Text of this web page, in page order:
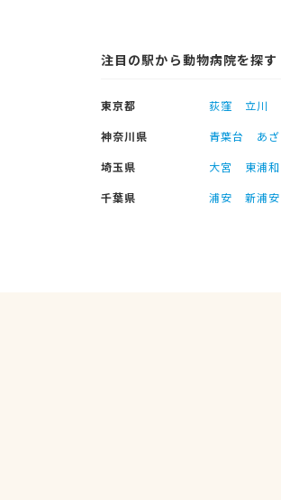
注目の駅から動物病院を探す
東京都 荻窪 立川
神奈川県
青葉台 あ
埼玉県
大宮 東浦和
千葉県
浦安 新浦安